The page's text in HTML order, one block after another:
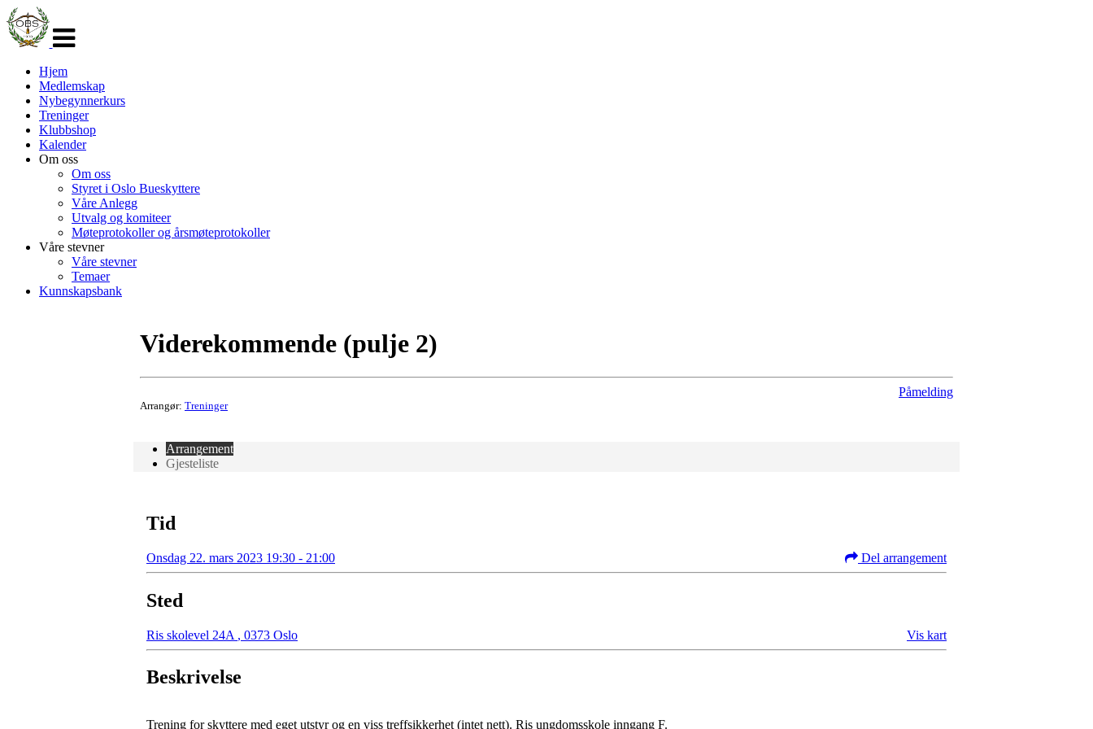
navigasjon
Hjem
Medlemskap
Nybegynnerkurs
Treninger
Klubbshop
Kalender
Om oss
Om oss
Styret i Oslo Bueskyttere
Våre Anlegg
Utvalg og komiteer
Møteprotokoller og årsmøteprotokoller
Våre stevner
Våre stevner
Temaer
Kunnskapsbank
Viderekommende (pulje 2)
Arrangør: Treninger
Påmelding
Arrangement
Gjesteliste
Tid
Onsdag 22. mars 2023 19:30 - 21:00 Del arrangement
Sted
Ris skolevel 24A , 0373 Oslo Vis kart
Beskrivelse
Trening for skyttere med eget utstyr og en viss treffsikkerhet (intet nett). Ris ungdomsskole inngang F.